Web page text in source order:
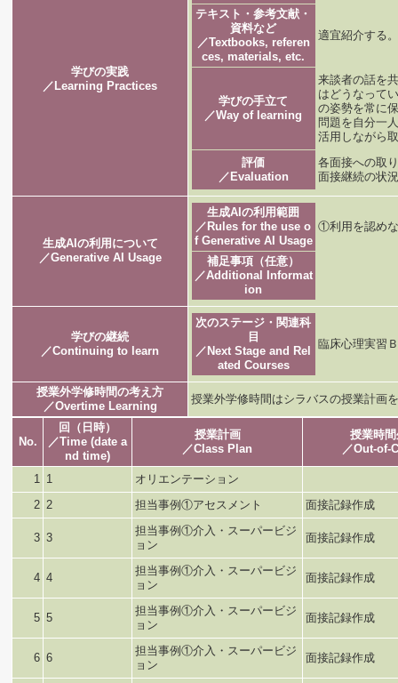
学びの実践
／Learning Practices
テキスト・参考文献・
資料など
／Textbooks, referen
ces, materials, etc.
適宜紹介する
学びの手立て
／Way of learning
来談者の話を
はどうなって
の姿勢を常に
問題を自分一
活用しながら
評価
／Evaluation
各面接への取
面接継続の状
生成AIの利用について
／Generative AI Usage
生成AIの利用範囲
／Rules for the use o
f Generative AI Usage
①利用を認め
補足事項（任意）
／Additional Informat
ion
学びの継続
／Continuing to learn
次のステージ・関連科
目
／Next Stage and Rel
ated Courses
臨床心理実習
授業外学修時間の考え方
／Overtime Learning
授業外学修時間はシラバスの授業計画
No.
回（日時）
／Time (date a
nd time)
授業計画
／Class Plan
授業時
／Out-of-
1 1
オリエンテーション
2 2 担当事例①アセスメント 面接記録作成
3 3
担当事例①介入・スーパービジ
ョン
面接記録作成
4 4
担当事例①介入・スーパービジ
ョン
面接記録作成
5 5
担当事例①介入・スーパービジ
ョン
面接記録作成
6 6
担当事例①介入・スーパービジ
ョン
面接記録作成